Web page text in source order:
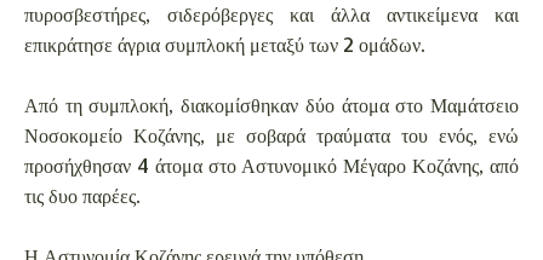
πυροσβεστήρες, σιδερόβεργες και άλλα αντικείμενα και
επικράτησε άγρια συμπλοκή μεταξύ των 2 ομάδων.
Από τη συμπλοκή, διακομίσθηκαν δύο άτομα στο Μαμάτσειο
Νοσοκομείο Κοζάνης, με σοβαρά τραύματα του ενός, ενώ
προσήχθησαν 4 άτομα στο Αστυνομικό Μέγαρο Κοζάνης, από
τις δυο παρέες.